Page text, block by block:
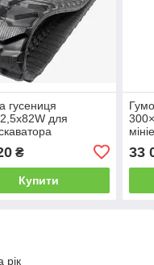
гусениця
для
₴
Купити
33
рік